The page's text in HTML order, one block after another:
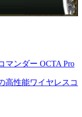
マンダー OCTA Pro
高性能ワイヤレスコ